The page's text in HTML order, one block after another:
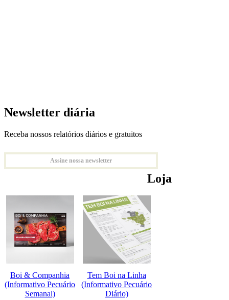
Newsletter diária
Receba nossos relatórios diários e gratuitos
Assine nossa newsletter
Loja
Boi & Companhia
(Informativo Pecuário
Semanal)
Tem Boi na Linha
(Informativo Pecuário
Diário)